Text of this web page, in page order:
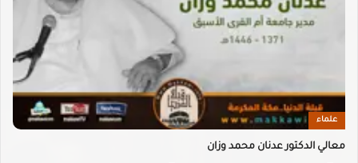
علماء
معالي الدكتور عدنان محمد وزان